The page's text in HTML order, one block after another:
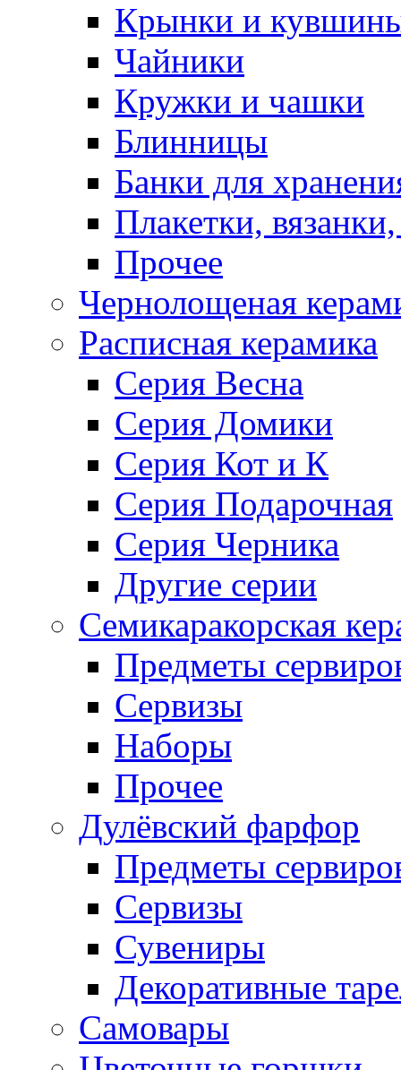
Крынки и
Чайники
Кружки и чашки
Блинницы
Банки для
Плакетки,
Прочее
Чернолощеная
Расписная керамика
Серия Весна
Серия Домики
Серия Кот и К
Серия Подарочная
Серия Черника
Другие серии
Семикаракорская
Предметы
Сервизы
Наборы
Прочее
Дулёвский фарфор
Предметы
Сервизы
Сувениры
Декоративные
Самовары